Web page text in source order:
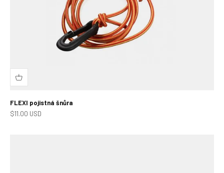
FLEXI pojistná šnůra
Prodejní cena
$11.00 USD